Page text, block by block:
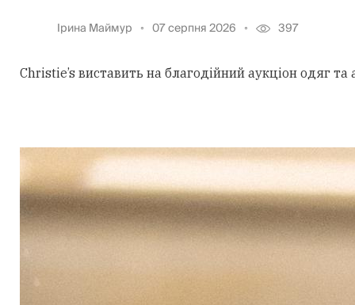
Ірина Маймур 07 серпня 2026 397
Christie’s виставить на благодійний аукціон одяг